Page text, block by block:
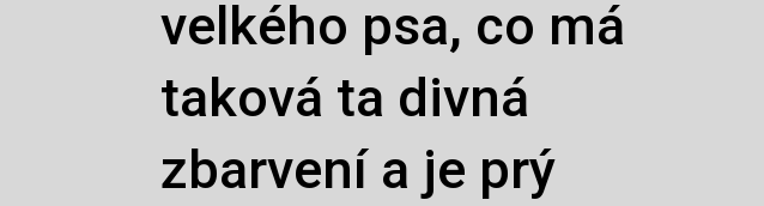
velkého psa, co má
taková ta divná
zbarvení a je prý